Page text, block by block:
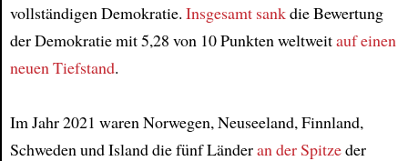
vollständigen Demokratie. Insgesamt sankdie Bewertung
der Demokratie mit 5,28 von 10 Punkten weltweitauf einen
neuen Tiefstand.
Im Jahr 2021 waren Norwegen, Neuseeland, Finnland,
Schweden und Island die fünf Länderan der Spitzeder